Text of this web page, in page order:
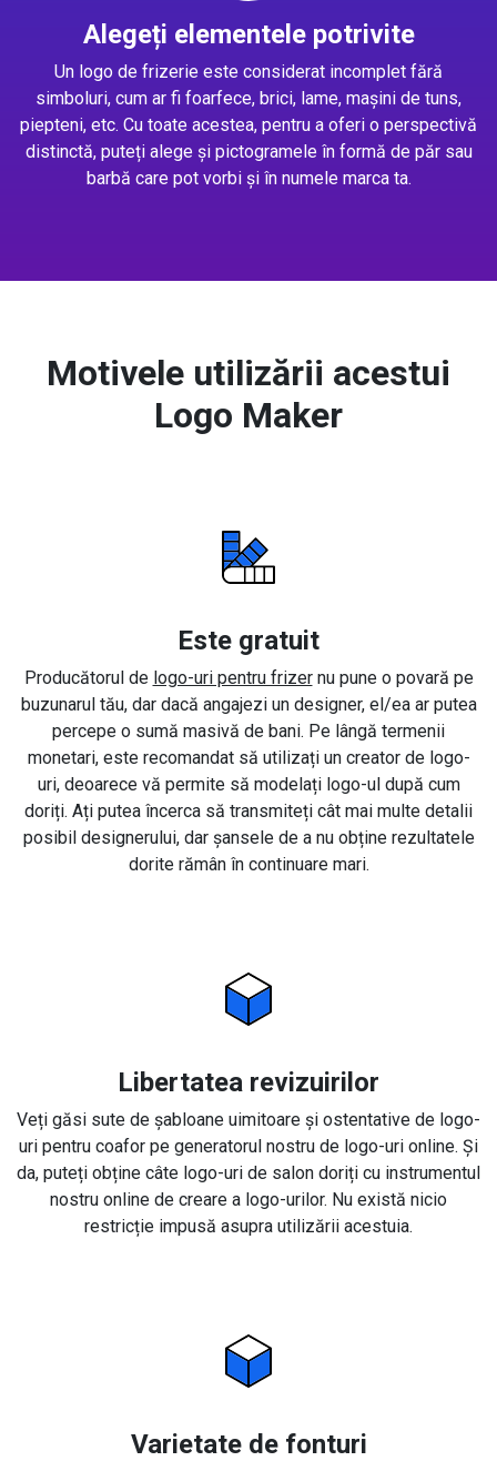
Alegeți elementele potrivite
Un logo de frizerie este considerat incomplet fără
simboluri, cum ar fi foarfece, brici, lame, mașini de tuns,
piepteni, etc. Cu toate acestea, pentru a oferi o perspectivă
distinctă, puteți alege și pictogramele în formă de păr sau
barbă care pot vorbi și în numele marca ta.
Motivele utilizării acestui
Logo Maker
Este gratuit
Producătorul de logo-uri pentru frizernu pune o povară pe
buzunarul tău, dar dacă angajezi un designer, el/ea ar putea
percepe o sumă masivă de bani. Pe lângă termenii
monetari, este recomandat să utilizați un creator de logo-
uri, deoarece vă permite să modelați logo-ul după cum
doriți. Ați putea încerca să transmiteți cât mai multe detalii
posibil designerului, dar șansele de a nu obține rezultatele
dorite rămân în continuare mari.
Libertatea revizuirilor
Veți găsi sute de șabloane uimitoare și ostentative de logo-
uri pentru coafor pe generatorul nostru de logo-uri online. Și
da, puteți obține câte logo-uri de salon doriți cu instrumentul
nostru online de creare a logo-urilor. Nu există nicio
restricție impusă asupra utilizării acestuia.
Varietate de fonturi